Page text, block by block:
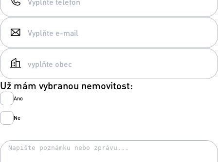
Už mám vybranou nemovitost:
Ano
Ne